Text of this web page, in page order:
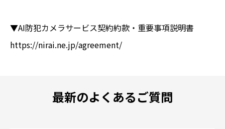
▼AI防犯カメラサービス契約約款・重要事項説明書
https://nirai.ne.jp/agreement/
最新のよくあるご質問